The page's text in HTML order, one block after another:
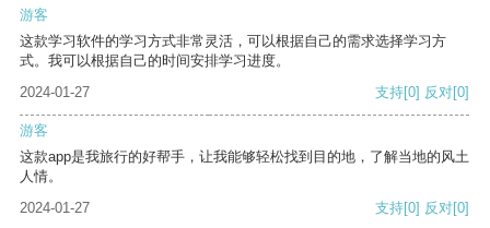
游客
这款学习软件的学习方式非常灵活，可以根据自己的需求选择学习方
式。我可以根据自己的时间安排学习进度。
2024-01-27
支持[0] 反对[0]
游客
这款app是我旅行的好帮手，让我能够轻松找到目的地，了解当地的风土
人情。
2024-01-27
支持[0] 反对[0]